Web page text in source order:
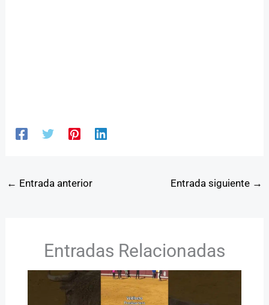
← Entrada anterior Entrada siguiente →
Entradas Relacionadas